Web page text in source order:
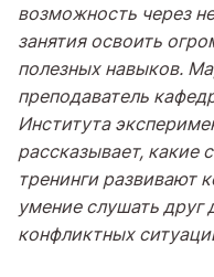
возможность через
занятия освоить
полезных навыков.
преподаватель
Института
рассказывает,
тренинги развивают
умение слушать друг
конфликтных